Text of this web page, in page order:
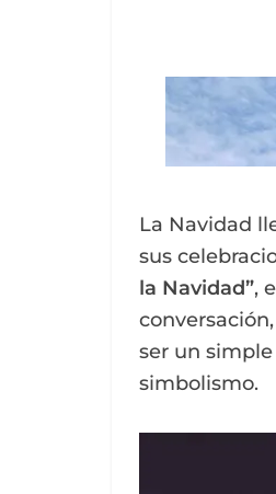
La Navidad
sus
la Navidad”,
ser un
simbolismo.